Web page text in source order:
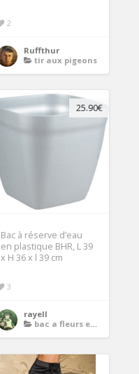
2
Ruffthur
tir aux pigeons
25.90€
Bac à réserve d’eau
en plastique BHR, L 39
x H 36 x l 39 cm
3
rayell
bac a fleurs en bois